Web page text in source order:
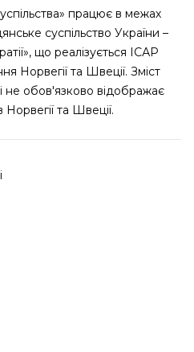
працює в межах
суспільство України –
що реалізується ІСАР
Норвегії та Швеції. Зміст
не обов'язково відображає
та Швеції.